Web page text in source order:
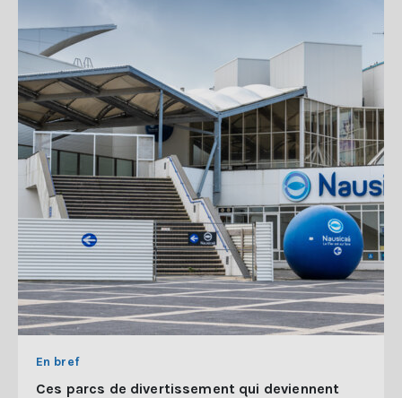
En bref
Ces parcs de divertissement qui deviennent